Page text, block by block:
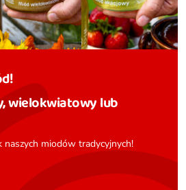
wielokwiatowy lub
miodów tradycyjnych!